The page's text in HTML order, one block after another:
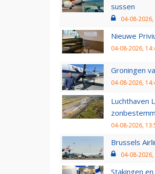
sussen
04-08-2026,
Nieuwe
04-08-2026,
Groningen
04-08-2026,
Luchthaven
04-08-2026,
Brussels
04-08-2026,
Stakingen